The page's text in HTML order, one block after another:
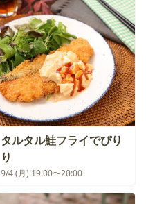
タルタル鮭フライでぴり
り
9/4 (月) 19:00〜20:00